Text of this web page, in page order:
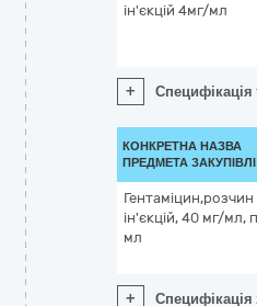
ін'єкцій 4мг/мл
+
КОНКРЕТНА НАЗВА
ПРЕДМЕТА ЗАКУПІВЛІ
Гентаміцин,розчин
ін'єкцій, 40 мг/мл,
мл
+